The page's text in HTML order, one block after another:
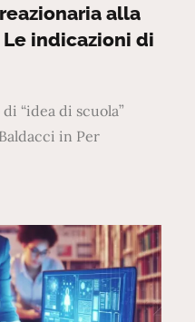
alla
indicazioni di
“idea di scuola”
in Per